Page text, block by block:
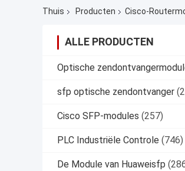
Thuis Producten Cisco-
ALLE PRODUCTEN
Optische
sfp optische zendontvanger
Cisco SFP-modules (257)
PLC Industriële Controle (746)
De Module van Huaweisfp